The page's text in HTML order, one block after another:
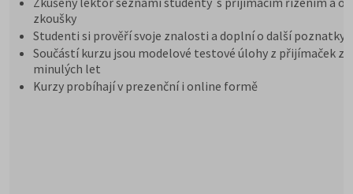
zkoušky
Studenti si prověří svoje znalosti a doplní o další poznatky
Součástí kurzu jsou modelové testové úlohy z přijímaček z
minulých let
Kurzy probíhají v prezenční i online formě